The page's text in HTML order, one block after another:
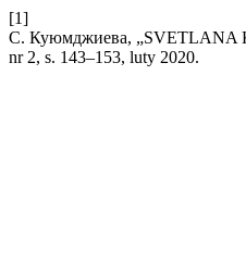
[1]
С. Куюмджиева, „SVETLANA
nr 2, s. 143–153, luty 2020.